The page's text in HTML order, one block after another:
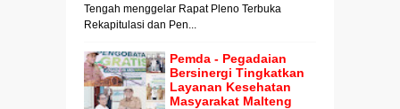
Tengah menggelar Rapat Pleno Terbuka
Rekapitulasi dan Pen...
Pemda - Pegadaian
Bersinergi Tingkatkan
Layanan Kesehatan
Masyarakat Malteng